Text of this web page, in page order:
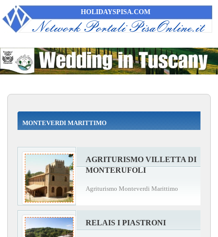
HOLIDAYSPISA.COM
MONTEVERDI MARITTIMO
AGRITURISMO VILLETTA DI
MONTERUFOLI
Agriturismo Monteverdi Marittimo
RELAIS I PIASTRONI